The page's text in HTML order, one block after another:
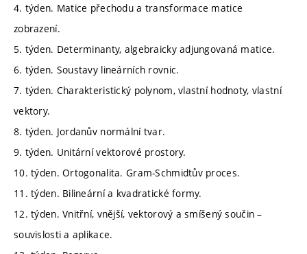
4. týden. Matice přechodu a transformace matice
zobrazení.
5. týden. Determinanty, algebraicky adjungovaná matice.
6. týden. Soustavy lineárních rovnic.
7. týden. Charakteristický polynom, vlastní hodnoty, vlastní
vektory.
8. týden. Jordanův normální tvar.
9. týden. Unitární vektorové prostory.
10. týden. Ortogonalita. Gram-Schmidtův proces.
11. týden. Bilineární a kvadratické formy.
12. týden. Vnitřní, vnější, vektorový a smíšený součin –
souvislosti a aplikace.